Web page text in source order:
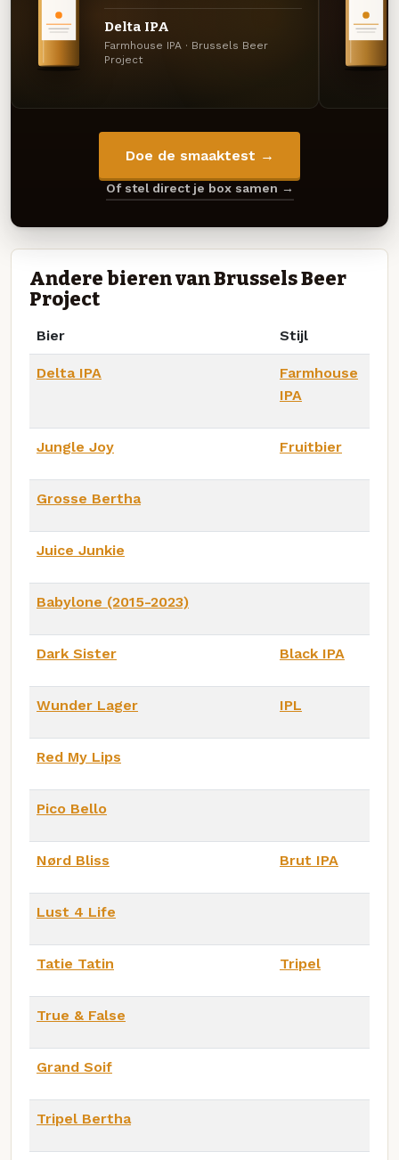
Delta IPA
Farmhouse IPA · Brussels Beer
Project
Doe de smaaktest →
Of stel direct je box samen →
Andere bieren van Brussels Beer
Project
Bier Stijl
Delta IPA
Farmhouse
IPA
Jungle Joy Fruitbier
Grosse Bertha
Juice Junkie
Babylone (2015-2023)
Dark Sister Black IPA
Wunder Lager IPL
Red My Lips
Pico Bello
Nørd Bliss Brut IPA
Lust 4 Life
Tatie Tatin Tripel
True & False
Grand Soif
Tripel Bertha